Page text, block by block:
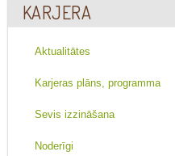
KARJERA
Aktualitātes
Karjeras plāns, programma
Sevis izzināšana
Noderīgi